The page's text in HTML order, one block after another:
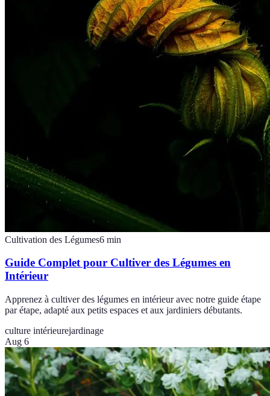
Cultivation des Légumes6 min
Guide Complet pour Cultiver des Légumes en
Intérieur
Apprenez à cultiver des légumes en intérieur avec notre guide étape
par étape, adapté aux petits espaces et aux jardiniers débutants.
culture intérieurejardinage
Aug 6